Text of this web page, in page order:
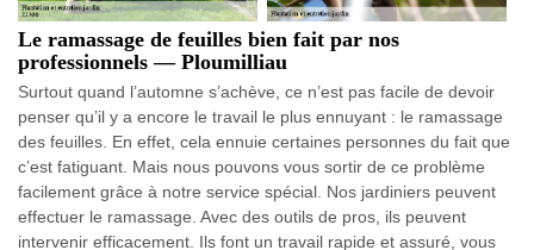
Le ramassage de feuilles bien fait par nos
professionnels — Ploumilliau
Surtout quand l’automne s’achève, ce n’est pas facile de devoir
penser qu’il y a encore le travail le plus ennuyant : le ramassage
des feuilles. En effet, cela ennuie certaines personnes du fait que
c’est fatiguant. Mais nous pouvons vous sortir de ce problème
facilement grâce à notre service spécial. Nos jardiniers peuvent
effectuer le ramassage. Avec des outils de pros, ils peuvent
intervenir efficacement. Ils font un travail rapide et assuré, vous